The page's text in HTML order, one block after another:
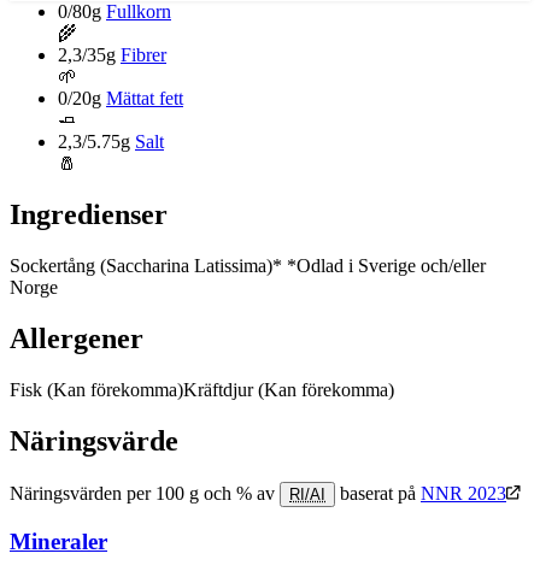
0/80g Fullkorn
🌾
2,3/35g Fibrer
🌱
0/20g Mättat fett
🧈
2,3/5.75g Salt
🧂
Ingredienser
Sockertång (Saccharina Latissima)* *Odlad i Sverige och/eller
Norge
Allergener
Fisk (Kan förekomma)Kräftdjur(Kan förekomma)
Näringsvärde
Näringsvärden per 100 g och % av RI/AI baserat på NNR 2023
Mineraler